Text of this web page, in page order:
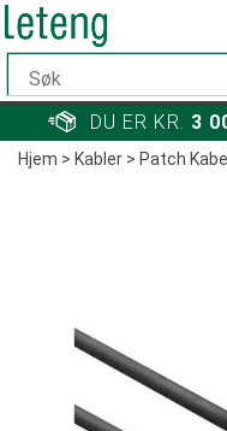
DU ER KR. 3
Hjem>Kabler>Patch